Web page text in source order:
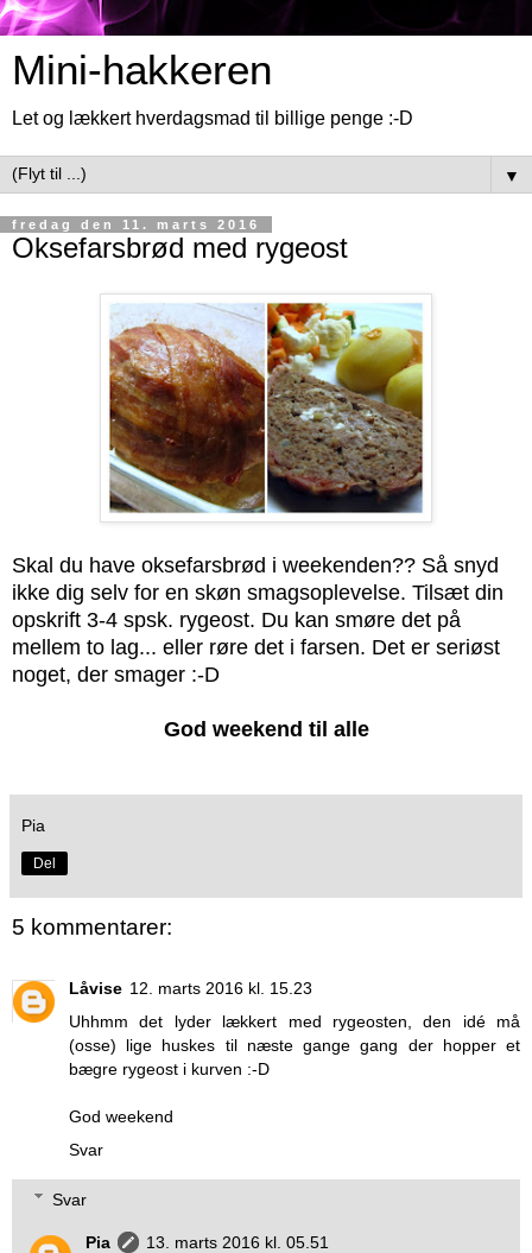
Mini-hakkeren
Let og lækkert hverdagsmad til billige penge :-D
▼
fredag den 11. marts 2016
Oksefarsbrød med rygeost
Skal du have oksefarsbrød i weekenden?? Så snyd
ikke dig selv for en skøn smagsoplevelse. Tilsæt din
opskrift 3-4 spsk. rygeost. Du kan smøre det på
mellem to lag... eller røre det i farsen. Det er seriøst
noget, der smager :-D
God weekend til alle
Pia
Del
5 kommentarer:
Låvise 12. marts 2016 kl. 15.23
Uhhmm det lyder lækkert med rygeosten, den idé må
(osse) lige huskes til næste gange gang der hopper et
bægre rygeost i kurven :-D
God weekend
Svar
Svar
Pia
13. marts 2016 kl. 05.51